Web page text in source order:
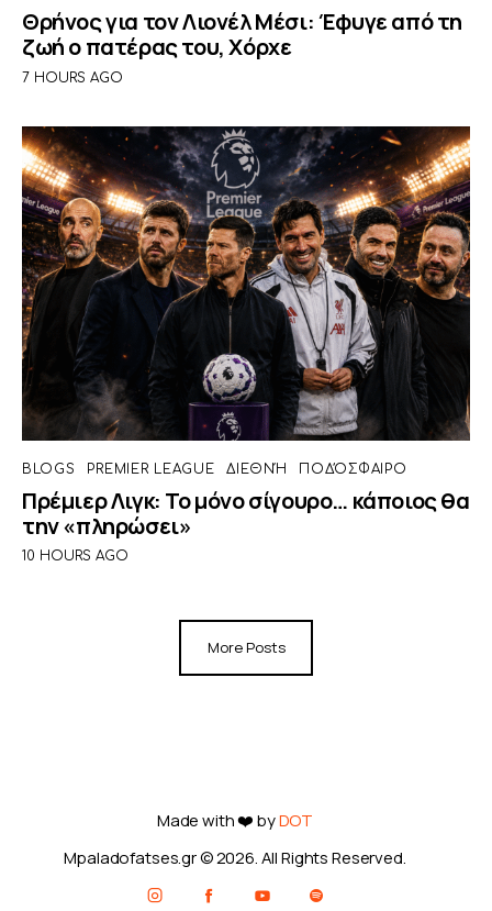
Θρήνος για τον Λιονέλ Μέσι: Έφυγε από τη
ζωή ο πατέρας του, Χόρχε
7 HOURS AGO
BLOGS PREMIER LEAGUE ΔΙΕΘΝΉ ΠΟΔΌΣΦΑΙΡΟ
Πρέμιερ Λιγκ: Το μόνο σίγουρο… κάποιος θα
την «πληρώσει»
10 HOURS AGO
More Posts
Made with ❤️ byDOT
Mpaladofatses.gr © 2026. All Rights Reserved.